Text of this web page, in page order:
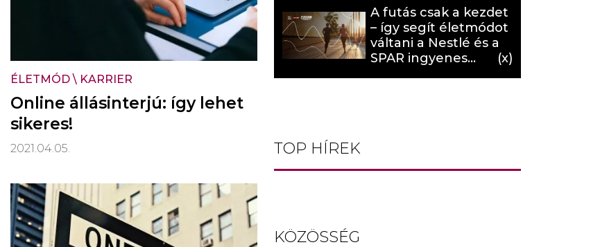
ÉLETMÓD\ KARRIER
Online állásinterjú: így lehet
sikeres!
2021.04.05.
A futás csak a kezdet
– így segít életmódot
váltani a Nestlé és a
SPAR ingyenes
TOP HÍREK
KÖZÖSSÉG